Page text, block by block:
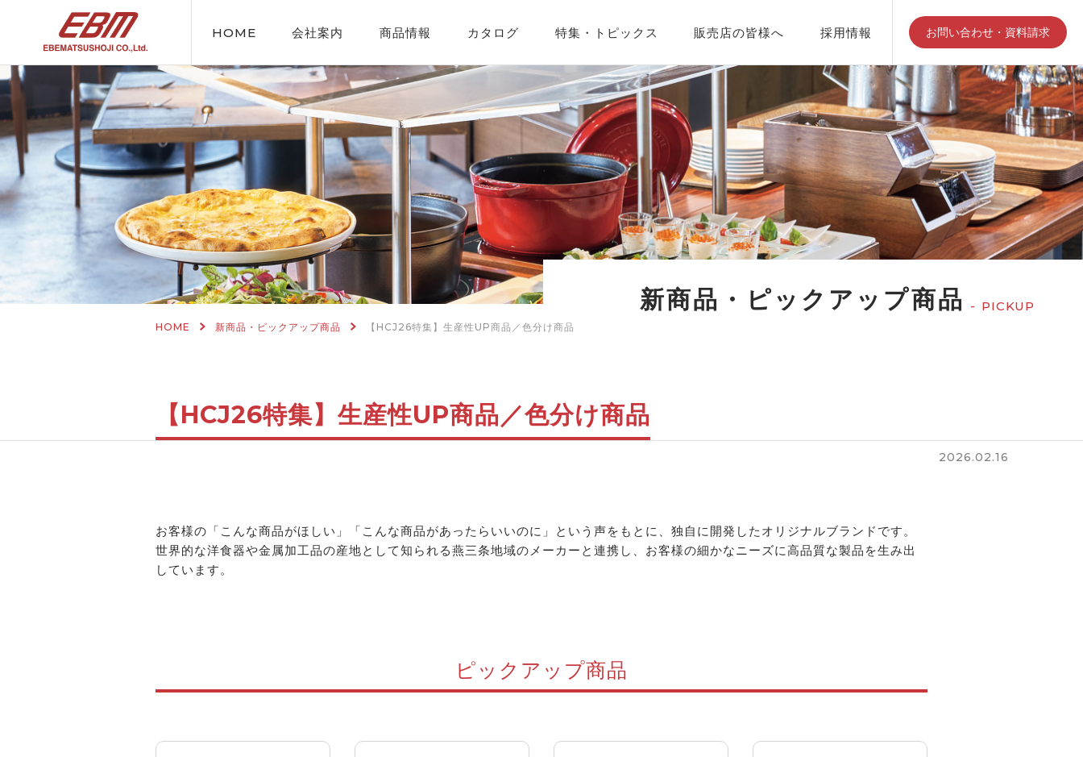
HOME 会社案内 企業紹介 江部松商事について
営業カレンダー 会社見学
商品情報 カタログ 特集・ トピックス 販売店の皆様へ 採用情報 お問い合わせ・資料請求
新商品・ピックアップ商品 PICKUP
HOME 新商品・ピックアップ商品 【HCJ26特集】生産性UP商品／色分け商品
【HCJ26特集】生産性UP商品／色分け商品
2026.02.16
お客様の「こんな商品がほしい」「こんな商品があったらいいのに」という声をもとに、独自に開発したオリジナルブランドです。
世界的な洋食器や金属加工品の産地として知られる燕三条地域のメーカーと連携し、お客様の細かなニーズに高品質な製品を生み出
しています。
ピックアップ商品